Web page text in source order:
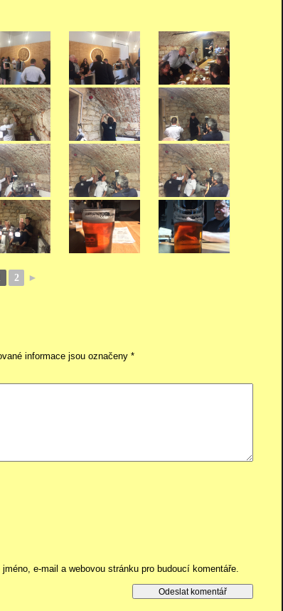
2 ►
informace jsou označeny *
e-mail a webovou stránku pro budoucí komentáře.